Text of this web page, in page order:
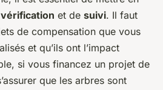
vérification et de suivi. Il faut
de compensation que vous
et qu’ils ont l’impact
si vous financez un projet de
que les arbres sont